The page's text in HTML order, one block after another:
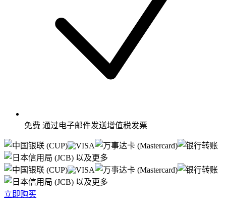
免费 通过电子邮件发送增值税发票
以及更多
以及更多
立即购买